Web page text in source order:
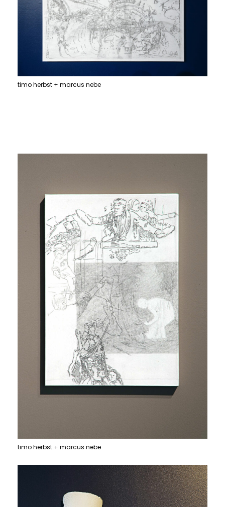
timo herbst + marcus nebe
timo herbst + marcus nebe